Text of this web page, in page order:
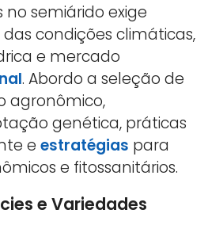
semiárido exige
condições climáticas,
e mercado
. Abordo a seleção de
agronômico,
genética, práticas
e estratégias para
e fitossanitários.
e Variedades